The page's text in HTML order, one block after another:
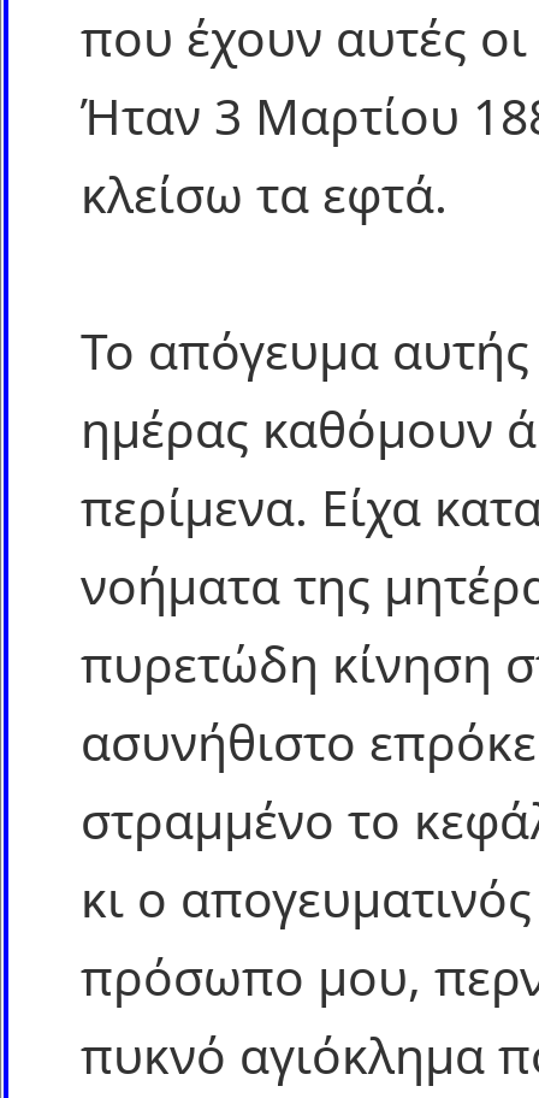
που έχουν αυτές
Ήταν 3 Μαρτίου
κλείσω τα εφτά.
Το απόγευμα
ημέρας καθόμουν
περίμενα. Είχα
νοήματα της
πυρετώδη κίνηση
ασυνήθιστο
στραμμένο το
κι ο
πρόσωπο μου,
πυκνό αγιόκλημα